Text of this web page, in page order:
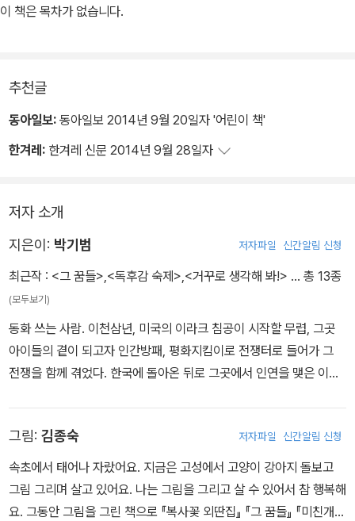
있게 담아낸 문제작이다.
악랄한 인간의 얼굴임을 여실히 보여 준다. 타인의 고통에 대한 공감
능력이 유례없이 떨어지는 오늘날의 아이들에게 이 책은 전쟁의 폐해
를 한 사람 한 사람의 삶을 통해 깊이 느끼고 나아가 “평화를 살아가
이 책은 목차가 없습니다.
추천글
동아일보: 동아일보 2014년 9월 20일자 '어린이 책'
한겨레: 한겨레 신문 2014년 9월 28일자
저자 소개
지은이: 박기범 저자파일 신간알림 신청
최근작 : <그 꿈들>,<독후감 숙제>,<거꾸로 생각해 봐!> … 총 13종
(모두보기)
동화 쓰는 사람. 이천삼년, 미국의 이라크 침공이 시작할 무렵, 그곳
아이들의 곁이 되고자 인간방패, 평화지킴이로 전쟁터로 들어가 그
전쟁을 함께 겪었다. 한국에 돌아온 뒤로 그곳에서 인연을 맺은 이들
는 일에 대한 자괴감으로 이어졌고, 이천칠년, 한옥 짓는 일을 배우는
목수학교에 들어갔다. 이천십이년, 숭례문 복원공사와 석가탑 해체보
수공사 같은 곳에 잡부로 들어가 맨 밑에서 일들을 배운 뒤, 지금은 문
화재보수기술자가 되어 일을 하고 있다. 1973년 서울에서 태어났고,
그림: 김종숙 저자파일 신간알림 신청
속초에서 태어나 자랐어요. 지금은 고성에서 고양이 강아지 돌보고
그림 그리며 살고 있어요. 나는 그림을 그리고 살 수 있어서 참 행복해
요. 그동안 그림을 그린 책으로 『복사꽃 외딴집』 『그 꿈들』 『미친개』